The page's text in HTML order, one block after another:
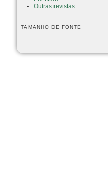
Outras revistas
TAMANHO DE FONTE